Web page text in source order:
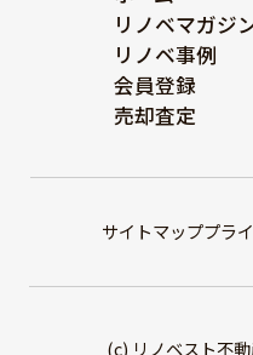
リノベマガジ
リノベ事例
会員登録
売却査定
サイトマッププラ
(c) リノベスト不